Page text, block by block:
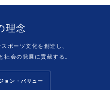
理念
ポーツ文化を創造し、
社会の発展に貢献する。
ョン・バリュー